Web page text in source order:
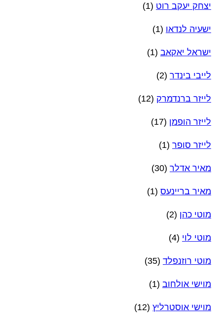
יצחק יעקב רוט (1)
ישעיה לנדאו (1)
ישראל יאקאב (1)
לייבי בינדר (2)
לייזר ברנדמרק (12)
לייזר הופמן (17)
לייזר סופר (1)
מאיר אדלר (30)
מאיר בריינעס (1)
מוטי כהן (2)
מוטי לוי (4)
מוטי רוזנפלד (35)
מוישי אולחוב (1)
מוישי אוסטרליץ (12)